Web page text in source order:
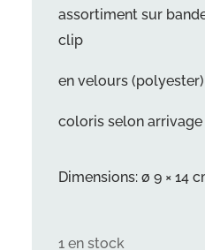
assortiment sur
clip
en velours (polyester)
coloris selon arrivage
Dimensions: ø 9 × 14
1 en stock